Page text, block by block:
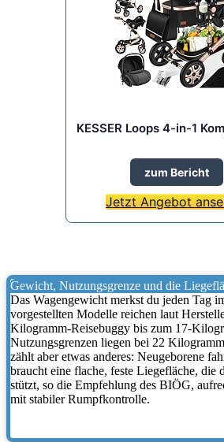
KESSER Loops 4-in-1
zum Bericht
Jetzt Angebot
Gewicht, Nutzungsgrenze und die
Das Wagengewicht merkst du jeden Tag
vorgestellten Modelle reichen laut
Kilogramm-Reisebuggy bis zum 17-
Nutzungsgrenzen liegen bei 22
zählt aber etwas anderes: Neugeborene
braucht eine flache, feste Liegefläche, die
stützt, so die Empfehlung des BIÖG,
mit stabiler Rumpfkontrolle.